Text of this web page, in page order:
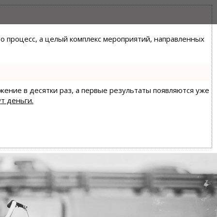
процесс, а целый комплекс мероприятий, направленных
в десятки раз, а первые результаты появляются уже
деньги.